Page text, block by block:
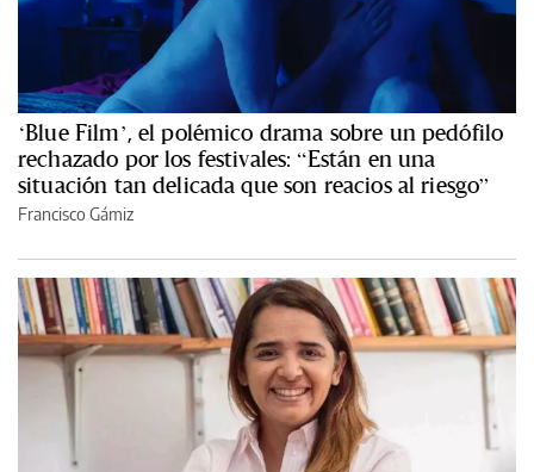
‘Blue Film’, el polémico drama sobre un pedófilo
rechazado por los festivales: “Están en una
situación tan delicada que son reacios al riesgo”
Francisco Gámiz